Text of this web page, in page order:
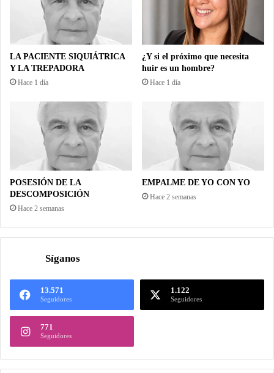
LA PACIENTE SIQUIÁTRICA
Y LA TREPADORA
Hace 1 día
¿Y si el próximo que necesita
huir es un hombre?
Hace 1 día
POSESIÓN DE LA
DESCOMPOSICIÓN
Hace 2 semanas
EMPALME DE YO CON YO
Hace 2 semanas
Síganos
13.571
Seguidores
1.122
Seguidores
771
Seguidores